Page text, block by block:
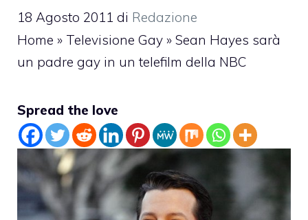
18 Agosto 2011 di Redazione
Home » Televisione Gay » Sean Hayes sarà
un padre gay in un telefilm della NBC
Spread the love